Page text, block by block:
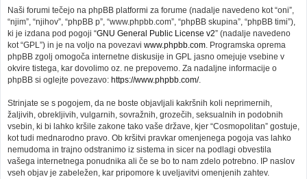
Naši forumi tečejo na phpBB platformi za forume (nadalje navedeno kot “oni”,
“njim”, “njihov”, “phpBB p”, “www.phpbb.com”, “phpBB skupina”, “phpBB timi”),
ki je izdana pod pogoji “GNU General Public License v2” (nadalje navedeno
kot “GPL”) in je na voljo na povezavi www.phpbb.com. Programska oprema
phpBB zgolj omogoča internetne diskusije in GPL jasno omejuje vsebine v
okvire tistega, kar dovolimo oz. ne prepovemo. Za nadaljne informacije o
phpBB si oglejte povezavo: https://www.phpbb.com/.
Strinjate se s pogojem, da ne boste objavljali kakršnih koli neprimernih,
žaljivih, obrekljivih, vulgarnih, sovražnih, grozečih, seksualnih in podobnih
vsebin, ki bi lahko kršile zakone tako vaše države, kjer “Cosmopolitan” gostuje,
kot tudi mednarodno pravo. Ob kršitvi pravkar omenjenega pogoja vas lahko
nemudoma in trajno odstranimo iz sistema in sicer na podlagi obvestila
vašega internetnega ponudnika ali če se bo to nam zdelo potrebno. IP naslov
vseh objav je zabeležen, kar pripomore k uveljavitvi omenjenih zahtev.